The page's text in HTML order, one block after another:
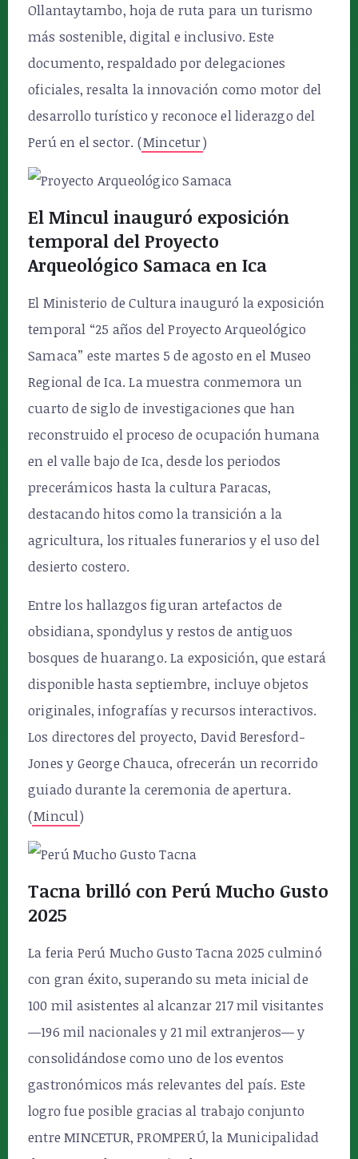
Ollantaytambo, hoja de ruta para un turismo
más sostenible, digital e inclusivo. Este
documento, respaldado por delegaciones
oficiales, resalta la innovación como motor del
desarrollo turístico y reconoce el liderazgo del
Perú en el sector. (Mincetur)
El Mincul inauguró exposición
temporal del Proyecto
Arqueológico Samaca en Ica
El Ministerio de Cultura inauguró la exposición
temporal “25 años del Proyecto Arqueológico
Samaca” este martes 5 de agosto en el Museo
Regional de Ica. La muestra conmemora un
cuarto de siglo de investigaciones que han
reconstruido el proceso de ocupación humana
en el valle bajo de Ica, desde los periodos
precerámicos hasta la cultura Paracas,
destacando hitos como la transición a la
agricultura, los rituales funerarios y el uso del
desierto costero.
Entre los hallazgos figuran artefactos de
obsidiana, spondylus y restos de antiguos
bosques de huarango. La exposición, que estará
disponible hasta septiembre, incluye objetos
originales, infografías y recursos interactivos.
Los directores del proyecto, David Beresford-
Jones y George Chauca, ofrecerán un recorrido
guiado durante la ceremonia de apertura.
(Mincul)
Tacna brilló con Perú Mucho Gusto
2025
La feria Perú Mucho Gusto Tacna 2025 culminó
con gran éxito, superando su meta inicial de
100 mil asistentes al alcanzar 217 mil visitantes
—196 mil nacionales y 21 mil extranjeros— y
consolidándose como uno de los eventos
gastronómicos más relevantes del país. Este
logro fue posible gracias al trabajo conjunto
entre MINCETUR, PROMPERÚ, la Municipalidad